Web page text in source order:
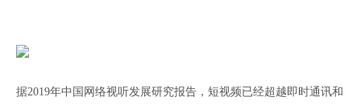
据2019年中国网络视听发展研究报告，短视频已经超越即时通讯和